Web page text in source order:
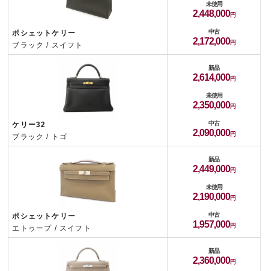
ポシェットケリー
ブラック / スイフト
未使用
2,448,000
中古
2,172,000
ケリー32
ブラック / トゴ
新品
2,614,000
未使用
2,350,000
中古
2,090,000
ポシェットケリー
エトゥープ / スイフト
新品
2,449,000
未使用
2,190,000
中古
1,957,000
新品
2,360,000